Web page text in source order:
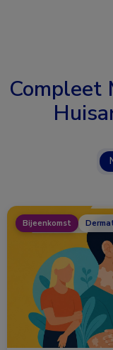
Compleet
Bijeenkomst